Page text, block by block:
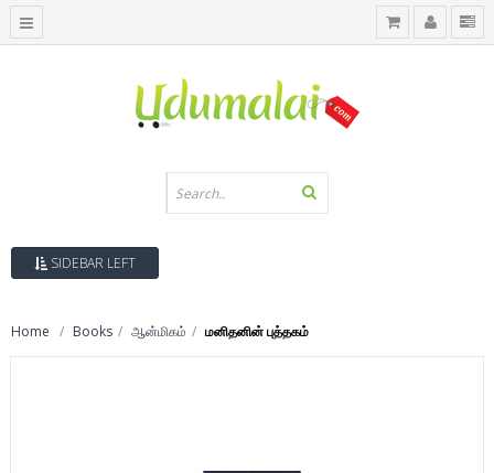
SIDEBAR LEFT
Home Books ஆன்மிகம் மனிதனின் புத்தகம்